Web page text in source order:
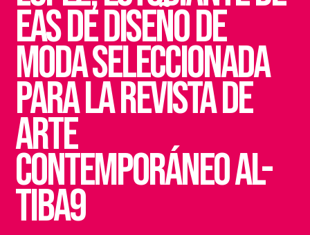
EAS de Diseño de
Moda seleccionada
para la revista de
arte
contemporáneo Al-
Tiba9